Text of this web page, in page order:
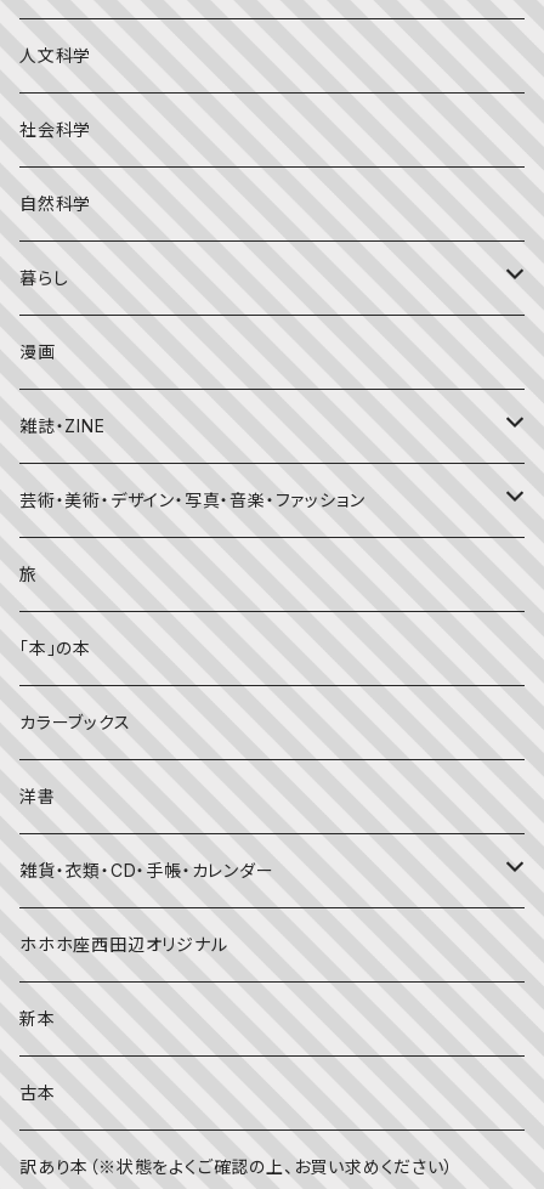
こどものとも0.1.2
こどものとも年少版
かがくのとも
その他の月刊誌
おはなしプーカ
チャイルドブックアップル（2・3歳～）
日本の絵本
外国の絵本
昔話・民話
日本の昔話・民話
外国の昔話・民話
おばけ・妖怪・こわい絵本
のりもの絵本
知識の本・図鑑
理科
料理・食育
英語
しかけ絵本
児童書
大人の方に
季節・行事の絵本
春
夏
赤ちゃん（０・１・２歳向け）絵本
文字のない絵本
英語の絵本
写真絵本
日本文学
詩・短歌・俳句・ことば
評論
エッセイ・日記
海外文学
人文科学
社会科学
自然科学
暮らし
食・料理
住まい・インテリア
体・健康
趣味
ライフスタイル・生き方
子育て
漫画
雑誌・ZINE
雑誌
ZINE
芸術・美術・デザイン・写真・音楽・ファッション
美術・画集・図録
音楽
写真集
デザイン
ファッション
映画
伝統文化・技法
旅
「本」の本
カラーブックス
洋書
雑貨・衣類・CD・手帳・カレンダー
靴下
日記・手帳
CD
文房具
ホホホ座西田辺オリジナル
新本
古本
訳あり本（※状態をよくご確認の上、お買い求めください）